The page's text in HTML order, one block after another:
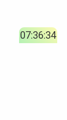
07:36:35